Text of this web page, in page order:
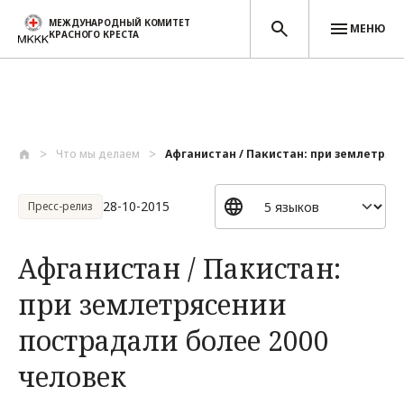
МЕЖДУНАРОДНЫЙ КОМИТЕТ
КРАСНОГО КРЕСТА
МЕНЮ
Что мы делаем Афганистан / Пакистан: при
Пресс-релиз 28-10-2015
Афганистан / Пакистан:
при землетрясении
пострадали более 2000
человек